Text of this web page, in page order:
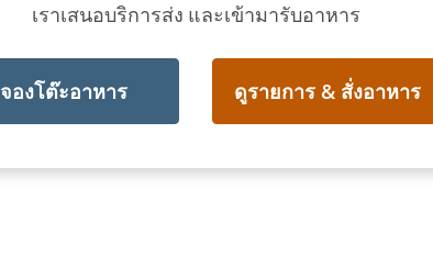
เราเสนอบริการส่ง และเข้ามารับอาหาร
จองโต๊ะอาหาร ดูรายการ & สั่งอาหาร